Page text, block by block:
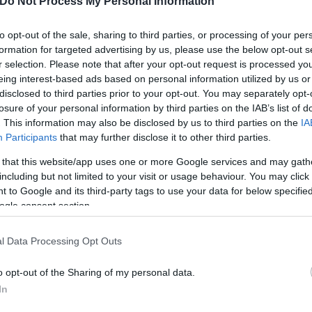
opt-out of the sale, sharing to third parties, or processing of your
for targeted advertising by us, please use the below opt-out
selection. Please note that after your opt-out request is processed
interest-based ads based on personal information utilized by us
to third parties prior to your opt-out. You may separately
of your personal information by third parties on the IAB’s list of
This information may also be disclosed by us to third parties on the
Participants that may further disclose it to other third parties.
that this website/app uses one or more Google services and may
but not limited to your visit or usage behaviour. You may
to Google and its third-party tags to use your data for below
consent section.
Data Processing Opt Outs
opt-out of the Sharing of my personal data.
έβαλε φωτιά σε αεροπλάνο σε υψόμετρο 10.000
για πυροβολισμούς στο αεροδρόμιο -
ηλεκτρικά αεροπλάνα πιο κοντά
Αττική